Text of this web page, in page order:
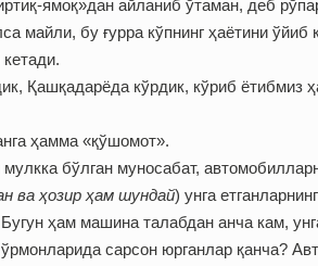
ямоқ»дан айланиб ўтаман, деб
майли, бу ғурра кўпнинг ҳаётини ўйиб
Қашқадарёда кўрдик, кўриб ётибмиз
ҳамма «қўшомот».
бўлган муносабат,
ва ҳозир ҳам шундай) унга
ҳам машина талабдан анча кам,
сарсон юрганлар қанча?